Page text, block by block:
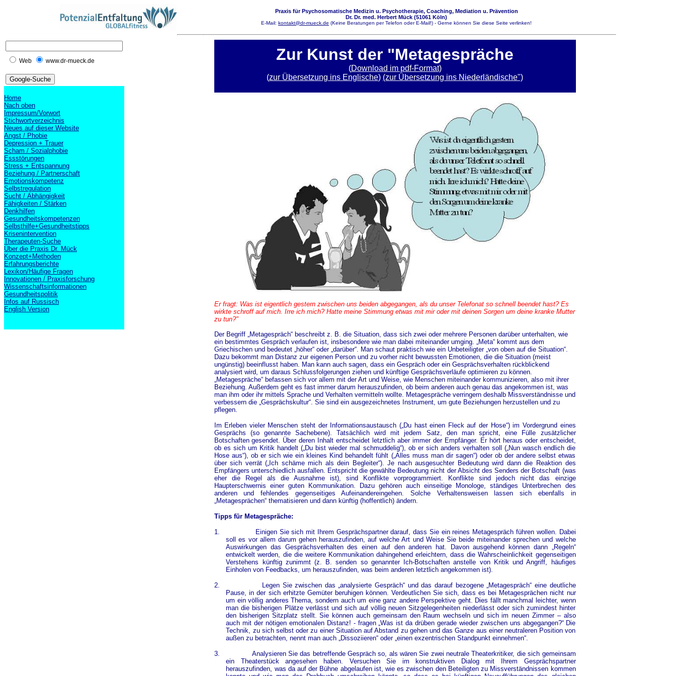
Praxis für Psychosomatische Medizin u. Psychotherapie, Coaching, Mediation u. Prävention
Dr. Dr. med. Herbert Mück (51061 Köln)
E-Mail: kontakt@dr-mueck.de (Keine Beratungen per Telefon oder E-Mail!) - Gerne können Sie diese Seite verlinken!
Web www.dr-mueck.de
Home
Nach oben
Impressum/Vorwort
Stichwortverzeichnis
Neues auf dieser Website
Angst / Phobie
Depression + Trauer
Scham / Sozialphobie
Essstörungen
Stress + Entspannung
Beziehung / Partnerschaft
Emotionskompetenz
Selbstregulation
Sucht / Abhängigkeit
Fähigkeiten / Stärken
Denkhilfen
Gesundheitskompetenzen
Selbsthilfe+Gesundheitstipps
Krisenintervention
Therapeuten-Suche
Über die Praxis Dr. Mück
Konzept+Methoden
Erfahrungsberichte
Lexikon/Häufige Fragen
Innovationen / Praxisforschung
Wissenschaftsinformationen
Gesundheitspolitik
Infos auf Russisch
English Version
Zur Kunst der "Metagespräche
(Download im pdf-Format)
(zur Übersetzung ins Englische) (zur Übersetzung ins Niederländische")
Er fragt: Was ist eigentlich gestern zwischen uns beiden abgegangen, als du unser Telefonat so schnell beendet hast? Es
wirkte schroff auf mich. Irre ich mich? Hatte meine Stimmung etwas mit mir oder mit deinen Sorgen um deine kranke Mutter
zu tun?"
Der Begriff „Metagespräch“ beschreibt z. B. die Situation, dass sich zwei oder mehrere Personen darüber unterhalten, wie
ein bestimmtes Gespräch verlaufen ist, insbesondere wie man dabei miteinander umging. „Meta“ kommt aus dem
Griechischen und bedeutet „höher“ oder „darüber“. Man schaut praktisch wie ein Unbeteiligter „von oben auf die Situation“.
Dazu bekommt man Distanz zur eigenen Person und zu vorher nicht bewussten Emotionen, die die Situation (meist
ungünstig) beeinflusst haben. Man kann auch sagen, dass ein Gespräch oder ein Gesprächsverhalten rückblickend
analysiert wird, um daraus Schlussfolgerungen ziehen und künftige Gesprächsverläufe optimieren zu können.
„Metagespräche“ befassen sich vor allem mit der Art und Weise, wie Menschen miteinander kommunizieren, also mit ihrer
Beziehung. Außerdem geht es fast immer darum herauszufinden, ob beim anderen auch genau das angekommen ist, was
man ihm oder ihr mittels Sprache und Verhalten vermitteln wollte. Metagespräche verringern deshalb Missverständnisse und
verbessern die „Gesprächskultur“. Sie sind ein ausgezeichnetes Instrument, um gute Beziehungen herzustellen und zu
pflegen.
Im Erleben vieler Menschen steht der Informationsaustausch („Du hast einen Fleck auf der Hose“) im Vordergrund eines
Gesprächs (so genannte Sachebene). Tatsächlich wird mit jedem Satz, den man spricht, eine Fülle zusätzlicher
Botschaften gesendet. Über deren Inhalt entscheidet letztlich aber immer der Empfänger. Er hört heraus oder entscheidet,
ob es sich um Kritik handelt („Du bist wieder mal schmuddelig“), ob er sich anders verhalten soll („Nun wasch endlich die
Hose aus“), ob er sich wie ein kleines Kind behandelt fühlt („Alles muss man dir sagen“) oder ob der andere selbst etwas
über sich verrät („Ich schäme mich als dein Begleiter“). Je nach ausgesuchter Bedeutung wird dann die Reaktion des
Empfängers unterschiedlich ausfallen. Entspricht die gewählte Bedeutung nicht der Absicht des Senders der Botschaft (was
eher die Regel als die Ausnahme ist), sind Konflikte vorprogrammiert. Konflikte sind jedoch nicht das einzige
Haupterschwernis einer guten Kommunikation. Dazu gehören auch einseitige Monologe, ständiges Unterbrechen des
anderen und fehlendes gegenseitiges Aufeinandereingehen. Solche Verhaltensweisen lassen sich ebenfalls in
„Metagesprächen“ thematisieren und dann künftig (hoffentlich) ändern.
Tipps für Metagespräche:
1.
Einigen Sie sich mit Ihrem Gesprächspartner darauf, dass Sie ein reines Metagespräch führen wollen. Dabei
soll es vor allem darum gehen herauszufinden, auf welche Art und Weise Sie beide miteinander sprechen und welche
Auswirkungen das Gesprächsverhalten des einen auf den anderen hat. Davon ausgehend können dann „Regeln“
entwickelt werden, die die weitere Kommunikation dahingehend erleichtern, dass die Wahrscheinlichkeit gegenseitigen
Verstehens künftig zunimmt (z. B. senden so genannter Ich-Botschaften anstelle von Kritik und Angriff, häufiges
Einholen von Feedbacks, um herauszufinden, was beim anderen letztlich angekommen ist).
2.
Legen Sie zwischen das „analysierte Gespräch“ und das darauf bezogene „Metagespräch“ eine deutliche
Pause, in der sich erhitzte Gemüter beruhigen können. Verdeutlichen Sie sich, dass es bei Metagesprächen nicht nur
um ein völlig anderes Thema, sondern auch um eine ganz andere Perspektive geht. Dies fällt manchmal leichter, wenn
man die bisherigen Plätze verlässt und sich auf völlig neuen Sitzgelegenheiten niederlässt oder sich zumindest hinter
den bisherigen Sitzplatz stellt. Sie können auch gemeinsam den Raum wechseln und sich im neuen Zimmer – also
auch mit der nötigen emotionalen Distanz! - fragen „Was ist da drüben gerade wieder zwischen uns abgegangen?“ Die
Technik, zu sich selbst oder zu einer Situation auf Abstand zu gehen und das Ganze aus einer neutraleren Position von
außen zu betrachten, nennt man auch „Dissoziieren“ oder „einen exzentrischen Standpunkt einnehmen“.
3.
Analysieren Sie das betreffende Gespräch so, als wären Sie zwei neutrale Theaterkritiker, die sich gemeinsam
ein Theaterstück angesehen haben. Versuchen Sie im konstruktiven Dialog mit Ihrem Gesprächspartner
herauszufinden, was da auf der Bühne abgelaufen ist, wie es zwischen den Beteiligten zu Missverständnissen kommen